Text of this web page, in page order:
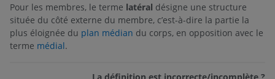
Pour les membres, le terme latéral désigne une structure
située du côté externe du membre, c’est-à-dire la partie la
plus éloignée du plan médian du corps, en opposition avec le
terme médial.
La définition est incorrecte/incomplète ?